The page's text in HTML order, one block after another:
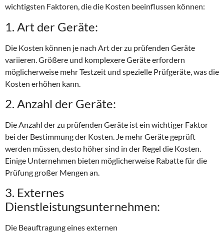
wichtigsten Faktoren, die die Kosten beeinflussen können:
1. Art der Geräte:
Die Kosten können je nach Art der zu prüfenden Geräte
variieren. Größere und komplexere Geräte erfordern
möglicherweise mehr Testzeit und spezielle Prüfgeräte, was die
Kosten erhöhen kann.
2. Anzahl der Geräte:
Die Anzahl der zu prüfenden Geräte ist ein wichtiger Faktor
bei der Bestimmung der Kosten. Je mehr Geräte geprüft
werden müssen, desto höher sind in der Regel die Kosten.
Einige Unternehmen bieten möglicherweise Rabatte für die
Prüfung großer Mengen an.
3. Externes
Dienstleistungsunternehmen:
Die Beauftragung eines externen